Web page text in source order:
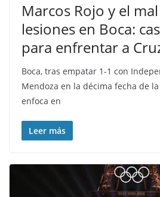
Marcos Rojo y el
lesiones en Boca:
para enfrentar a
Boca, tras empatar 1-1 con
Mendoza en la décima fecha de
enfoca en
Leer más